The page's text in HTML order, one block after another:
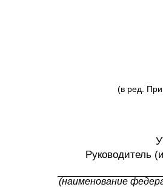
(в ред.
Руководитель
(наименование